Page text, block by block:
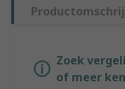
Zoek
of meer